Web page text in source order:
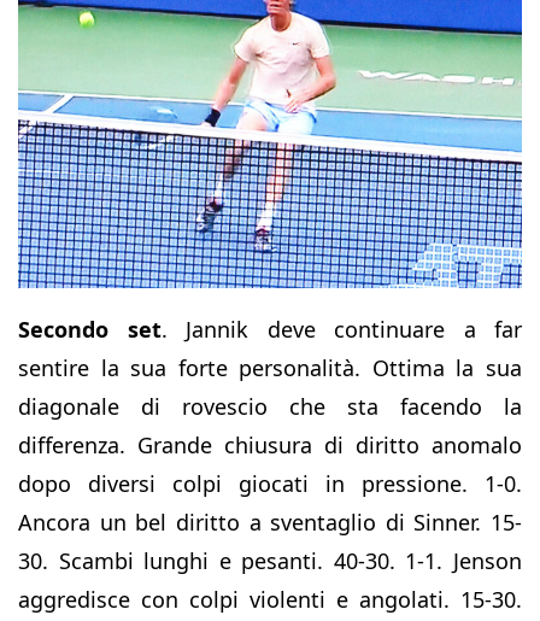
Secondo set. Jannik deve continuare a far
sentire la sua forte personalità. Ottima la sua
diagonale di rovescio che sta facendo la
differenza. Grande chiusura di diritto anomalo
dopo diversi colpi giocati in pressione. 1-0.
Ancora un bel diritto a sventaglio di Sinner. 15-
30. Scambi lunghi e pesanti. 40-30. 1-1. Jenson
aggredisce con colpi violenti e angolati. 15-30.